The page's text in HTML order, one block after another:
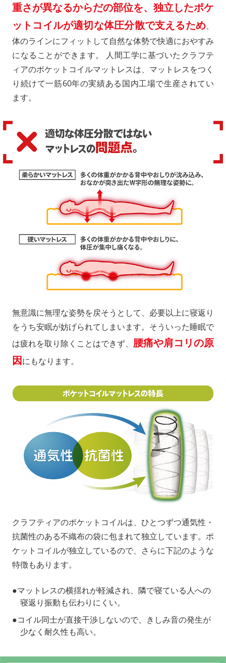
重さが異なるからだの部位を、独立したポケ
ットコイルが適切な体圧分散で支えるため、
体のラインにフィットして自然な体勢で快適におやすみ
になることができます。 人間工学に基づいたクラフテ
ィアのポケットコイルマットレスは、マットレスをつく
り続けて一筋60年の実績ある国内工場で生産されてい
ます。
無意識に無理な姿勢を戻そうとして、必要以上に寝返り
をうち安眠が妨げられてしまいます。そういった睡眠で
は疲れを取り除くことはできず、 腰痛や肩コリの原
因にもなります。
クラフティアのポケットコイルは、ひとつずつ通気性・
抗菌性のある不織布の袋に包まれて独立しています。ポ
ケットコイルが独立しているので、さらに下記のような
特徴もあります。
マットレスの横揺れが軽減され、隣で寝ている人への
寝返り振動も伝わりにくい。
コイル同士が直接干渉しないので、きしみ音の発生が
少なく耐久性も高い。